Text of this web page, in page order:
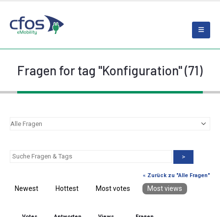
Fragen for tag "Konfiguration" (71)
>
« Zurück zu "Alle Fragen"
Newest Hottest Most votes Most views